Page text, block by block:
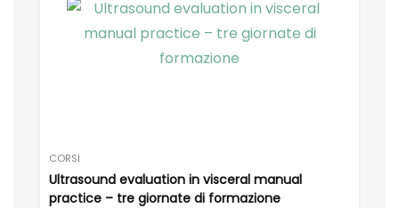
CORSI
Ultrasound evaluation in visceral manual
practice – tre giornate di formazione